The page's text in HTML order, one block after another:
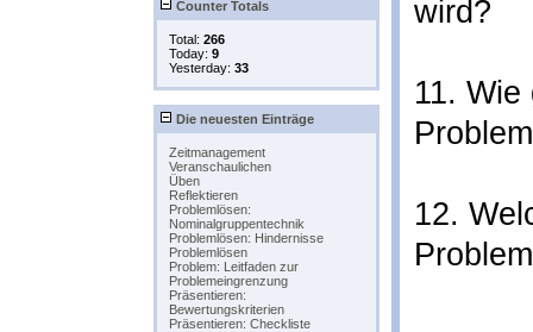
Counter Totals
Total: 266
Today: 9
Yesterday: 33
Die neuesten Einträge
Zeitmanagement
Veranschaulichen
Üben
Reflektieren
Problemlösen:
Nominalgruppentechnik
Problemlösen: Hindernisse
Problemlösen
Problem: Leitfaden zur
Problemeingrenzung
Präsentieren:
Bewertungskriterien
Präsentieren: Checkliste
wird?
11.
12.